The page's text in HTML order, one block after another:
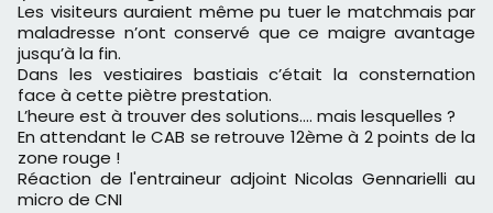
Les visiteurs auraient même pu tuer le matchmais par
maladresse n’ont conservé que ce maigre avantage
jusqu’à la fin.
Dans les vestiaires bastiais c’était la consternation
face à cette piètre prestation.
L’heure est à trouver des solutions…. mais lesquelles ?
En attendant le CAB se retrouve 12ème à 2 points de la
zone rouge !
Réaction de l'entraineur adjoint Nicolas Gennarielli au
micro de CNI